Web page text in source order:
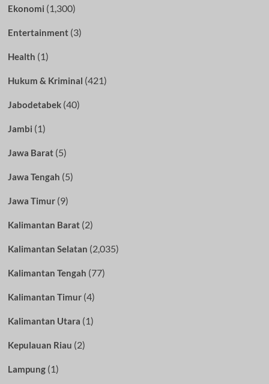
Ekonomi (1,300)
Entertainment(3)
Health (1)
Hukum & Kriminal (421)
Jabodetabek(40)
Jambi (1)
Jawa Barat(5)
Jawa Tengah (5)
Jawa Timur(9)
Kalimantan Barat(2)
Kalimantan Selatan (2,035)
Kalimantan Tengah (77)
Kalimantan Timur(4)
Kalimantan Utara (1)
Kepulauan Riau (2)
Lampung(1)